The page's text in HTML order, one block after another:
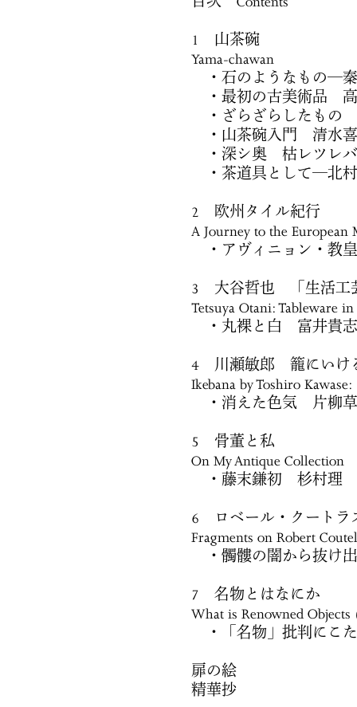
1 山茶碗
Yama-chawan
・石のようなもの─
・最初の古美術品
・ざらざらしたもの
・山茶碗入門 清水
・深シ奥 枯レツレ
・茶道具として─北
2 欧州タイル紀行
A Journey to the European
・アヴィニョン・教
3 大谷哲也 「生活工
Tetsuya Otani: Tableware
・丸裸と白 富井貴志
4 川瀬敏郎 籠にいけ
Ikebana by Toshiro
・消えた色気 片柳
5 骨董と私
On My Antique Collection
・藤末鎌初 杉村理
6 ロベール・クートラ
Fragments on Robert
・髑髏の闇から抜け
7 名物とはなにか
What is Renowned
・「名物」批判にこ
扉の絵
精華抄